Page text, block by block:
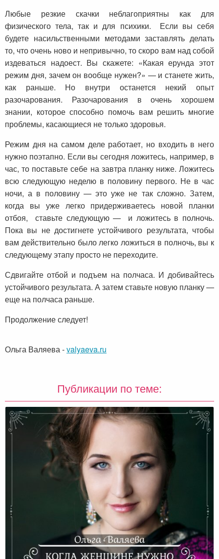
Любые резкие скачки неблагоприятны как для
физического тела, так и для психики. Если вы себя
будете насильственными методами заставлять делать
то, что очень ново и непривычно, то скоро вам над собой
издеваться надоест. Вы скажете: «Какая ерунда этот
режим дня, зачем он вообще нужен?» — и станете жить,
как раньше. Но внутри останется некий опыт
разочарования. Разочарования в очень хорошем
знании, которое способно помочь вам решить многие
проблемы, касающиеся не только здоровья.
Режим дня на самом деле работает, но входить в него
нужно поэтапно. Если вы сегодня ложитесь, например, в
час, то поставьте себе на завтра планку ниже. Ложитесь
всю следующую неделю в половину первого. Не в час
ночи, а в половину — это уже не так сложно. Затем,
когда вы уже легко придерживаетесь новой планки
отбоя, ставьте следующую — и ложитесь в полночь.
Пока вы не достигнете устойчивого результата, чтобы
вам действительно было легко ложиться в полночь, вы к
следующему этапу просто не переходите.
Сдвигайте отбой и подъем на полчаса. И добивайтесь
устойчивого результата. А затем ставьте новую планку —
еще на полчаса раньше.
Продолжение следует!
Ольга Валяева-valyaeva.ru
Публикации по теме: